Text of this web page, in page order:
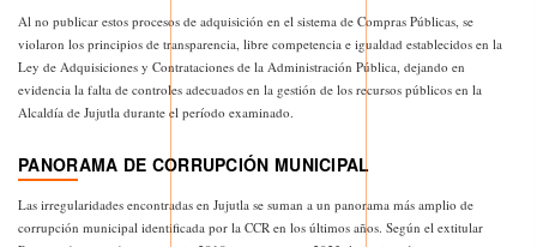
Al no publicar estos procesos de adquisición en el sistema de Compras Públicas, se
violaron los principios de transparencia, libre competencia e igualdad establecidos en la
Ley de Adquisiciones y Contrataciones de la Administración Pública, dejando en
evidencia la falta de controles adecuados en la gestión de los recursos públicos en la
Alcaldía de Jujutla durante el período examinado.
PANORAMA DE CORRUPCIÓN MUNICIPAL
Las irregularidades encontradas en Jujutla se suman a un panorama más amplio de
corrupción municipal identificada por la CCR en los últimos años. Según el extitular